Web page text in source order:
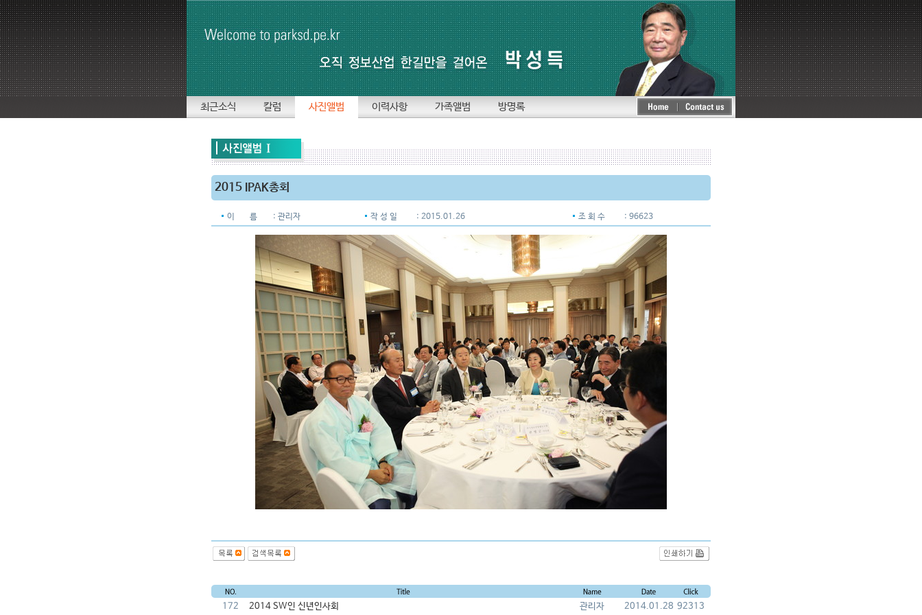
최근소식 칼럼 사진앨범 이력사항 가족앨범 방명록
2015 IPAK총회
이 름 : 관리자 작 성 일 : 2015.01.26 조 회 수 : 96623
172 2014 SW인 신년인사회 관리자 2014.01.28 92313